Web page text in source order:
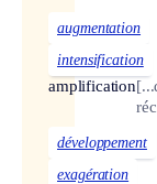
augmentation
intensification
amplification
développement
exagération